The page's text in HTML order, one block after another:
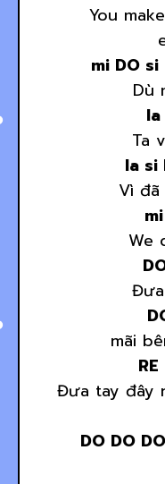
You
mi DO
Dù
Ta
la si
Vì
We
mãi
Đưa tay đây
DO DO